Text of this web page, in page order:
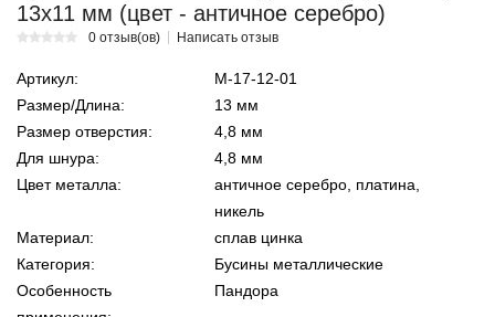
13х11 мм (цвет - античное серебро)
0 отзыв(ов) Написать отзыв
Артикул:
М-17-12-01
Размер/Длина:
13 мм
Размер отверстия:
4,8 мм
Для шнура:
4,8 мм
Цвет металла:
античное серебро, платина,
никель
Материал:
сплав цинка
Категория:
Бусины металлические
Особенность
Пандора